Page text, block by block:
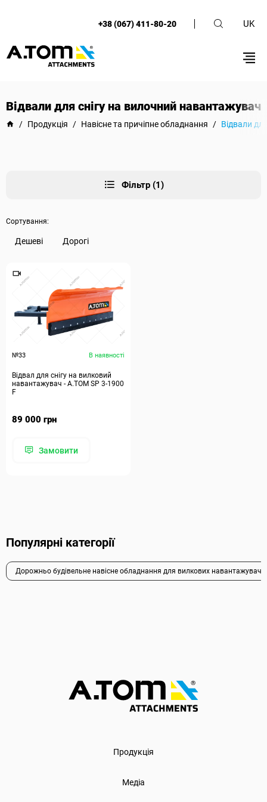
+38 (067) 411-80-20 UK
Відвали для снігу на вилочний навантажувач
/ Продукція / Навісне та причіпне обладнання / Відвали
Фільтр (1)
Сортування:
Дешеві Дорогі
№33 В наявності
Відвал для снігу на вилковий
навантажувач - А.ТОМ SP 3-1900
F
89 000 грн
Замовити
Популярні категорії
Дорожньо будівельне навісне обладнання для вилкових навантажувачів
Продукція
Медіа